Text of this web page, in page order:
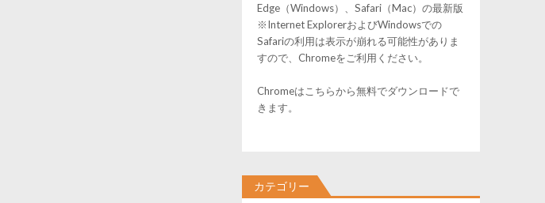
Edge（Windows）、Safari（Mac）の最新版
※Internet ExplorerおよびWindowsでの
Safariの利用は表示が崩れる可能性がありま
すので、Chromeをご利用ください。
Chromeはこちらから無料でダウンロードで
きます。
カテゴリー